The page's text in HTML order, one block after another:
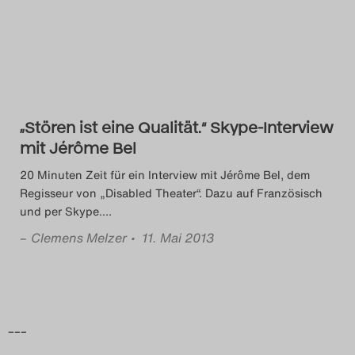
2015
Das Theatertreffen-Blog
2016
Das Theatertreffen-Blog
„Stören ist eine Qualität.“ Skype-Interview
mit Jérôme Bel
20 Minuten Zeit für ein Interview mit Jérôme Bel, dem
Regisseur von „Disabled Theater“. Dazu auf Französisch
und per Skype.…
– Clemens Melzer • 11. Mai 2013
–––